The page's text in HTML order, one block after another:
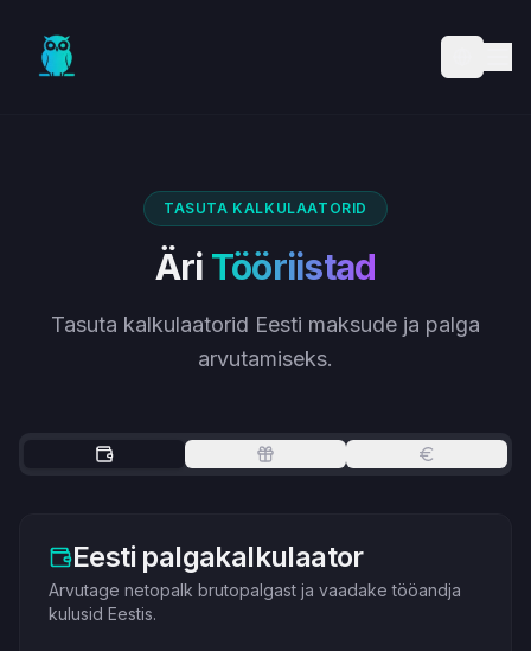
TASUTA KALKULAATORID
Äri Tööriistad
Tasuta kalkulaatorid Eesti maksude ja palga
arvutamiseks.
Eesti palgakalkulaator
Arvutage netopalk brutopalgast ja vaadake tööandja
kulusid Eestis.